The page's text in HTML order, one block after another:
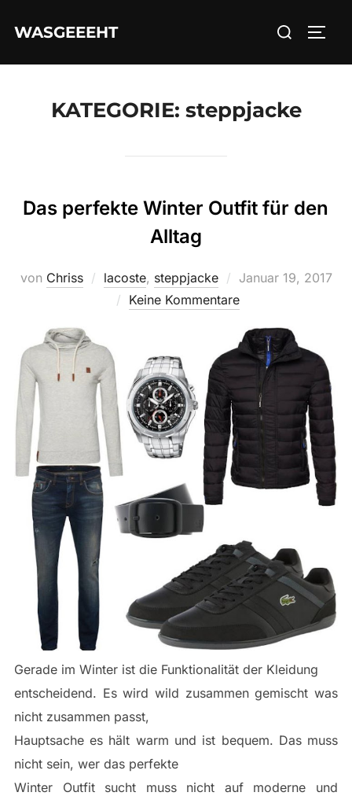
InhaltWASGEEEHT
Suchen
KATEGORIE: steppjacke
Das perfekte Winter Outfit für den
Alltag
von Chriss lacoste, steppjacke
Veröffentlicht
am
Januar 19, 2017
Keine Kommentare
Gerade im Winter ist die Funktionalität der Kleidung
entscheidend. Es wird wild zusammen gemischt was
nicht zusammen passt,
Hauptsache es hält warm und ist bequem. Das muss
nicht sein, wer das perfekte
Winter Outfit sucht muss nicht auf moderne und